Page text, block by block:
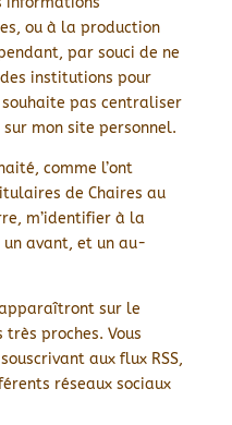
ou à la production
par souci de ne
institutions pour
pas centraliser
mon site personnel.
comme l’ont
de Chaires au
m’identifier à la
un avant, et un au-
apparaîtront sur le
proches. Vous
aux flux RSS,
réseaux sociaux